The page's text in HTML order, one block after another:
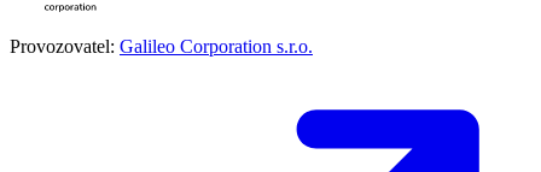
Provozovatel: Galileo Corporation s.r.o.